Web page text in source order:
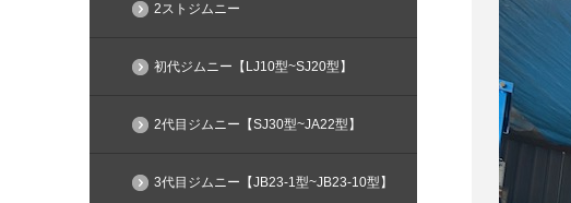
2ストジムニー
初代ジムニー【LJ10型~SJ20型】
2代目ジムニー【SJ30型~JA22型】
3代目ジムニー【JB23-1型~JB23-10型】